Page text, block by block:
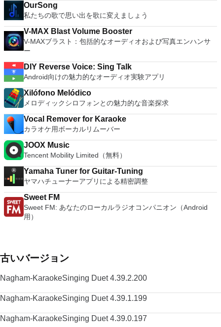
OurSong
私たちの歌で思い出を歌に変えましょう
V-MAX Blast Volume Booster
V-MAXブラスト：包括的なオーディオおよび写真エンハンサ
ー
DIY Reverse Voice: Sing Talk
Android向けの魅力的なオーディオ実験アプリ
Xilófono Melódico
メロディックシロフォンとの魅力的な音楽探求
Vocal Remover for Karaoke
カラオケ用ボーカルリムーバー
JOOX Music
Tencent Mobility Limited（無料）
Yamaha Tuner for Guitar-Tuning
ヤマハチューナーアプリによる精密調整
Sweet FM
Sweet FM: あなたのローカルラジオコンパニオン（Android
用）
古いバージョン
Nagham-KaraokeSinging Duet 4.39.2.200
Nagham-KaraokeSinging Duet 4.39.1.199
Nagham-KaraokeSinging Duet 4.39.0.197